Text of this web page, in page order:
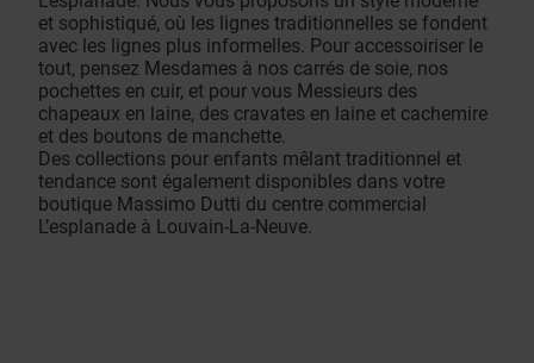
et sophistiqué, où les lignes traditionnelles se fondent
avec les lignes plus informelles. Pour accessoiriser le
tout, pensez Mesdames à nos carrés de soie, nos
pochettes en cuir, et pour vous Messieurs des
chapeaux en laine, des cravates en laine et cachemire
et des boutons de manchette.
Des collections pour enfants mêlant traditionnel et
tendance sont également disponibles dans votre
boutique Massimo Dutti du centre commercial
L’esplanade à Louvain-La-Neuve.